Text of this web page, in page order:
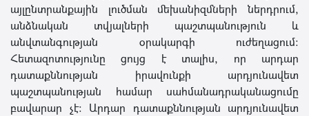
այլընտրանքային լուծման մեխանիզմների ներդրում,
անձնական տվյալների պաշտպանություն և
անվտանգության օրակարգի ուժեղացում։
Հետազոտությունը ցույց է տալիս, որ արդար
դատաքննության իրավունքի արդյունավետ
պաշտպանության համար սահմանադրականացումը
բավարար չէ։ Արդար դատաքննության արդյունավետ